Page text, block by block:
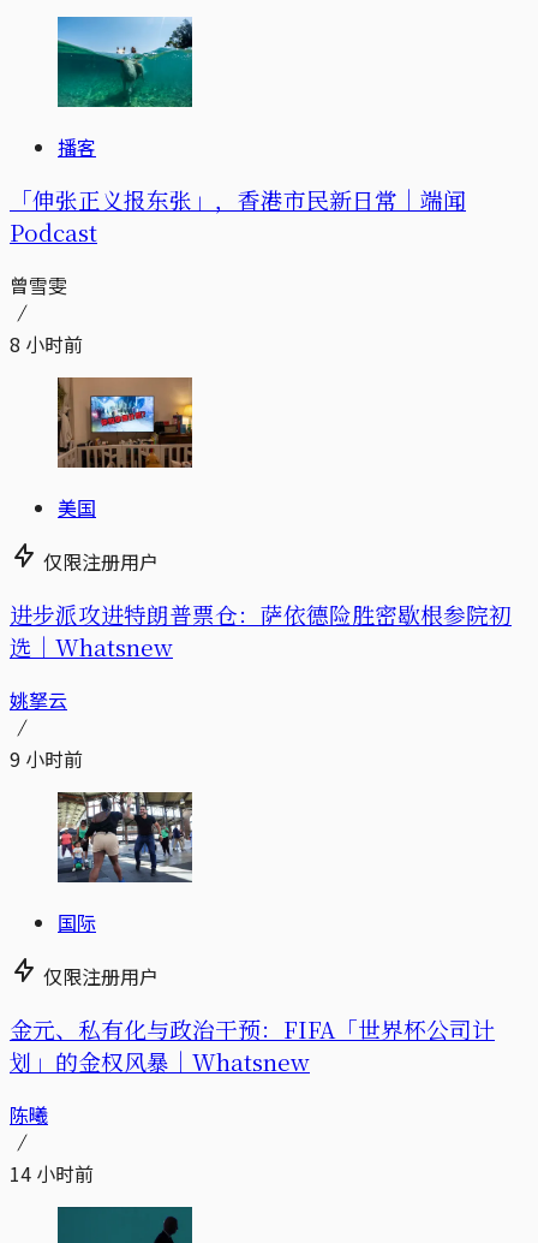
播客
「伸张正义报东张」，香港市民新日常｜端闻
Podcast
曾雪雯
8 小时前
美国
仅限注册用户
进步派攻进特朗普票仓：萨依德险胜密歇根参院初
选｜Whatsnew
姚拏云
9 小时前
国际
仅限注册用户
金元、私有化与政治干预：FIFA「世界杯公司计
划」的金权风暴｜Whatsnew
陈曦
14 小时前